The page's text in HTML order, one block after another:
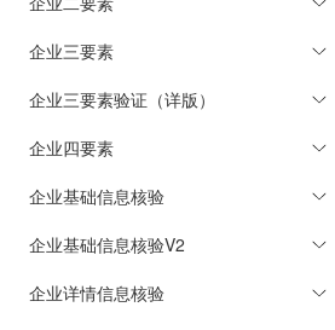
企业三要素
企业三要素验证（详版）
企业四要素
企业基础信息核验
企业基础信息核验V2
企业详情信息核验